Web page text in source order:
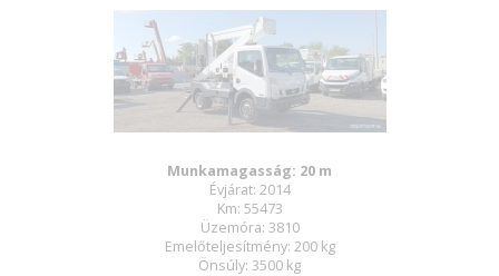
Munkamagasság: 20 m
Évjárat: 2014
Km: 55473
Üzemóra: 3810
Emelőteljesítmény: 200 kg
Önsúly: 3500 kg